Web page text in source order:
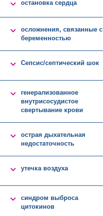
 остановка сердца

осложнения, связанные с
беременностью
 Сепсис/септический шок

генерализованное
внутрисосудистое
свертывание крови

острая дыхательная
недостаточность
 утечка воздуха

синдром выброса
цитокинов